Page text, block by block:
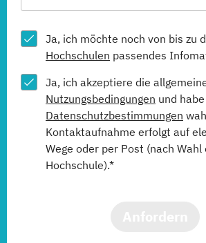
Ja, ich möchte noch von bis zu
Hochschulen passendes
Ja, ich akzeptiere die
Nutzungsbedingungen und
Datenschutzbestimmungen
Kontaktaufnahme erfolgt auf
Wege oder per Post (nach Wahl
Hochschule).*